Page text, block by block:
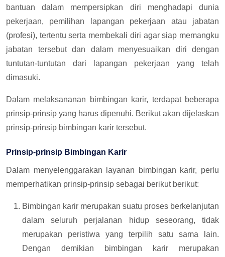
bantuan dalam mempersipkan diri menghadapi dunia
pekerjaan, pemilihan lapangan pekerjaan atau jabatan
(profesi), tertentu serta membekali diri agar siap memangku
jabatan tersebut dan dalam menyesuaikan diri dengan
tuntutan-tuntutan dari lapangan pekerjaan yang telah
dimasuki.
Dalam melaksananan bimbingan karir, terdapat beberapa
prinsip-prinsip yang harus dipenuhi. Berikut akan dijelaskan
prinsip-prinsip bimbingan karir tersebut.
Prinsip-prinsip Bimbingan Karir
Dalam menyelenggarakan layanan bimbingan karir, perlu
memperhatikan prinsip-prinsip sebagai berikut berikut:
Bimbingan karir merupakan suatu proses berkelanjutan
dalam seluruh perjalanan hidup seseorang, tidak
merupakan peristiwa yang terpilih satu sama lain.
Dengan demikian bimbingan karir merupakan